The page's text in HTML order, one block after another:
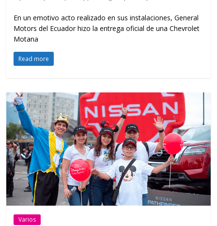
En un emotivo acto realizado en sus instalaciones, General
Motors del Ecuador hizo la entrega oficial de una Chevrolet
Motana
Read more
Varios